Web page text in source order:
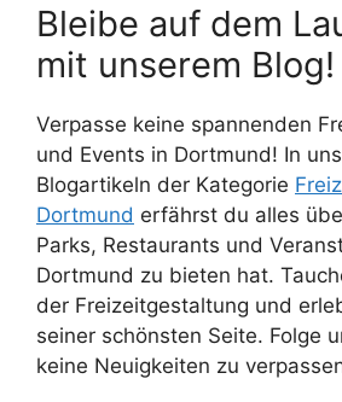
Bleibe auf dem
mit unserem Blog!
Verpasse keine spannenden
und Events in Dortmund! In
Blogartikeln der Kategorie
Dortmund erfährst du alles
Parks, Restaurants und
Dortmund zu bieten hat.
der Freizeitgestaltung und
seiner schönsten Seite. Folge
keine Neuigkeiten zu